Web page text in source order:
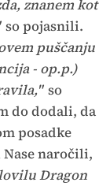
znanem kot
so pojasnili.
puščanju
- op.p.)
so
do dodali, da
posadke
Nase naročili,
Dragon